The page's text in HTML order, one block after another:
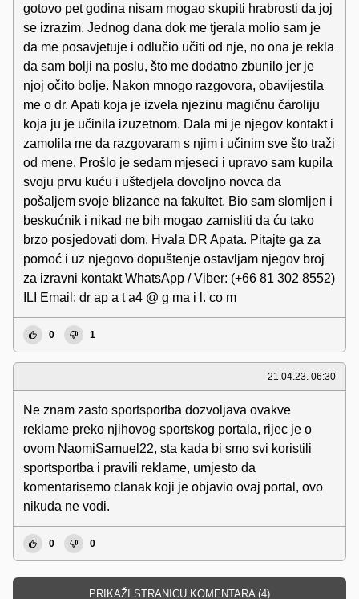
gotovo pet godina nisam mogao skupiti hrabrosti da joj
se izrazim. Jednog dana dok me tjerala molio sam je
da me posavjetuje i odlučio učiti od nje, no ona je rekla
da sam bolji na poslu, što me dodatno zbunilo jer je
njoj očito bolje. Nakon mnogo razgovora, obavijestila
me o dr. Apati koja je izvela njezinu magičnu čaroliju
koja ju je učinila izuzetnom. Dala mi je njegov kontakt i
zamolila me da razgovaram s njim i učinim sve što traži
od mene. Prošlo je sedam mjeseci i upravo sam kupila
svoju prvu kuću i uštedjela dovoljno novca da
pošaljem svoje blizance na fakultet. Bio sam slomljen i
beskućnik i nikad ne bih mogao zamisliti da ću tako
brzo posjedovati dom. Hvala DR Apata. Pitajte ga za
pomoć i uz njegovo dopuštenje ostavljam njegov broj
za izravni kontakt WhatsApp / Viber: (+66 81 302 8552)
ILI Email: dr ap a t a4 @ g ma i l. co m
0 1
21.04.23. 06:30
Ne znam zasto sportsportba dozvoljava ovakve
reklame preko njihovog sportskog portala, rijec je o
ovom NaomiSamuel22, sta kada bi smo svi koristili
sportsportba i pravili reklame, umjesto da
komentarisemo clanak koji je objavio ovaj portal, ovo
nikuda ne vodi.
0 0
PRIKAŽI STRANICU KOMENTARA (4)